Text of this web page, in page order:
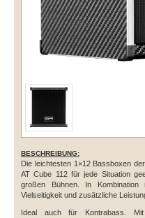
BESCHREIBUNG:
Die leichtesten 1×12 Bassboxen
AT Cube 112 für jede Situation
großen Bühnen. In
Vielseitigkeit und zusätzliche
Ideal auch für Kontrabass.